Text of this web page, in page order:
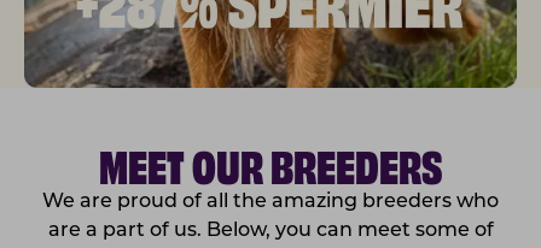
MEET OUR BREEDERS
We are proud of all the amazing breeders who
are a part of us. Below, you can meet some of